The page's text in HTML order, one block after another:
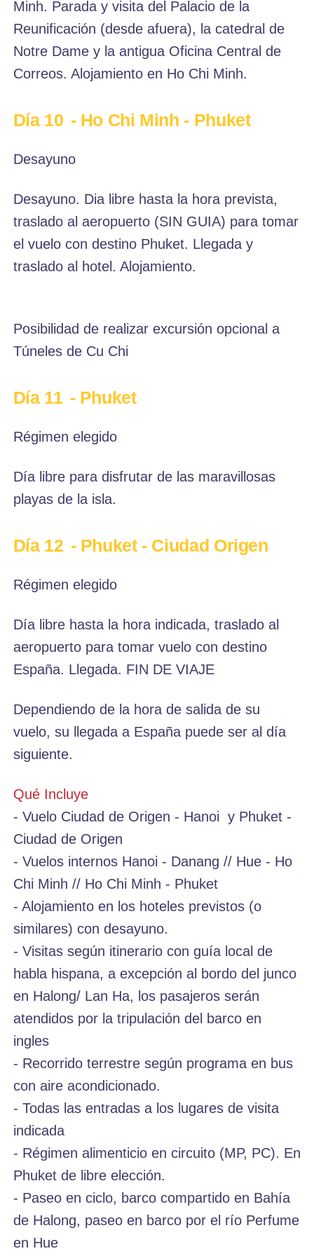
Minh. Parada y visita del Palacio de la
Reunificación (desde afuera), la catedral de
Notre Dame y la antigua Oficina Central de
Correos. Alojamiento en Ho Chi Minh.
Día 10 - Ho Chi Minh - Phuket
Desayuno
Desayuno. Dia libre hasta la hora prevista,
traslado al aeropuerto (SIN GUIA) para tomar
el vuelo con destino Phuket. Llegada y
traslado al hotel. Alojamiento.
Posibilidad de realizar excursión opcional a
Túneles de Cu Chi
Día 11 - Phuket
Régimen elegido
Día libre para disfrutar de las maravillosas
playas de la isla.
Día 12 - Phuket - Ciudad Origen
Régimen elegido
Día libre hasta la hora indicada, traslado al
aeropuerto para tomar vuelo con destino
España. Llegada. FIN DE VIAJE
Dependiendo de la hora de salida de su
vuelo, su llegada a España puede ser al día
siguiente.
Qué Incluye
- Vuelo Ciudad de Origen - Hanoi y Phuket -
Ciudad de Origen
- Vuelos internos Hanoi - Danang // Hue - Ho
Chi Minh // Ho Chi Minh - Phuket
- Alojamiento en los hoteles previstos (o
similares) con desayuno.
- Visitas según itinerario con guía local de
habla hispana, a excepción al bordo del junco
en Halong/ Lan Ha, los pasajeros serán
atendidos por la tripulación del barco en
ingles
- Recorrido terrestre según programa en bus
con aire acondicionado.
- Todas las entradas a los lugares de visita
indicada
- Régimen alimenticio en circuito (MP, PC). En
Phuket de libre elección.
- Paseo en ciclo, barco compartido en Bahía
de Halong, paseo en barco por el río Perfume
en Hue